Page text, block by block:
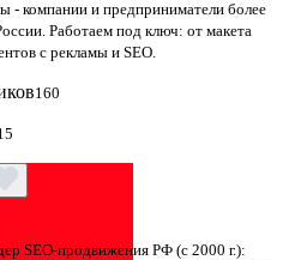
- компании и предприниматели более
Работаем под ключ: от макета
с рекламы и SEO.
160
SEO-продвижения РФ (с 2000 г.):